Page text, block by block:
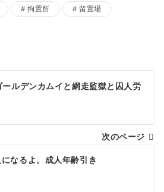
拘置所 留置場
ルデンカムイと網走監獄と囚人労
次のページ
なるよ。成人年齢引き